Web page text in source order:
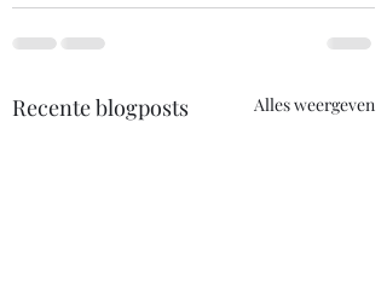
Recente blogposts Alles weergeven